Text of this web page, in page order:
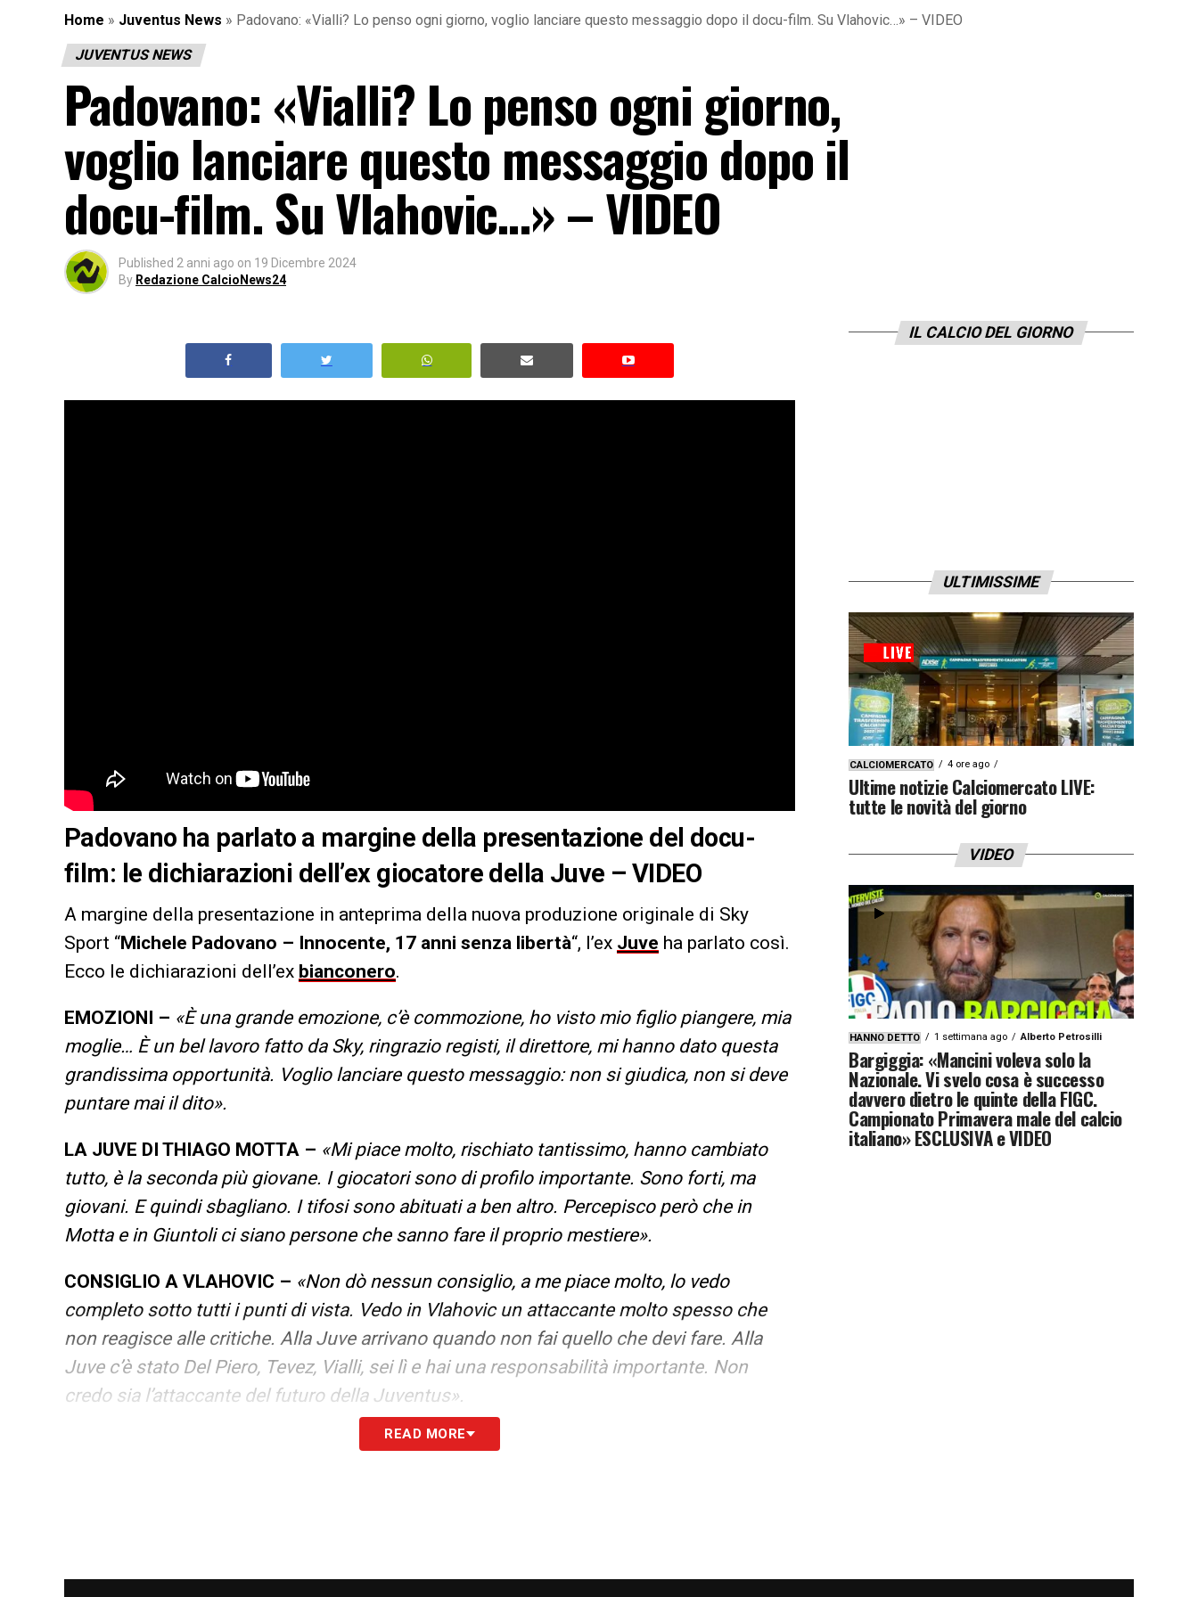
Home » Juventus News » Padovano: «Vialli? Lo penso ogni giorno, voglio lanciare questo messaggio dopo il docu-film. Su Vlahovic…» – VIDEO
JUVENTUS NEWS
Padovano: «Vialli? Lo penso ogni giorno,
voglio lanciare questo messaggio dopo il
docu-film. Su Vlahovic…» – VIDEO
Published 2 anni ago on 19 Dicembre 2024
By Redazione CalcioNews24
Padovano ha parlato a margine della presentazione del docu-
film: le dichiarazioni dell’ex giocatore della Juve – VIDEO
A margine della presentazione in anteprima della nuova produzione originale di Sky
Sport “Michele Padovano – Innocente, 17 anni senza libertà“, l’ex Juve ha parlato così.
Ecco le dichiarazioni dell’ex bianconero.
EMOZIONI – «È una grande emozione, c’è commozione, ho visto mio figlio piangere, mia
moglie… È un bel lavoro fatto da Sky, ringrazio registi, il direttore, mi hanno dato questa
grandissima opportunità. Voglio lanciare questo messaggio: non si giudica, non si deve
puntare mai il dito».
LA JUVE DI THIAGO MOTTA – «Mi piace molto, rischiato tantissimo, hanno cambiato
tutto, è la seconda più giovane. I giocatori sono di profilo importante. Sono forti, ma
giovani. E quindi sbagliano. I tifosi sono abituati a ben altro. Percepisco però che in
Motta e in Giuntoli ci siano persone che sanno fare il proprio mestiere».
CONSIGLIO A VLAHOVIC – «Non dò nessun consiglio, a me piace molto, lo vedo
completo sotto tutti i punti di vista. Vedo in Vlahovic un attaccante molto spesso che
non reagisce alle critiche. Alla Juve arrivano quando non fai quello che devi fare. Alla
Juve c’è stato Del Piero, Tevez, Vialli, sei lì e hai una responsabilità importante. Non
credo sia l’attaccante del futuro della Juventus».
«Un pensiero per lui ce l’ho tutti i giorni. È stato un caro amico, mi è stato
READ MORE
IL CALCIO DEL GIORNO
ULTIMISSIME
CALCIOMERCATO 4 ore ago
Ultime notizie Calciomercato LIVE:
tutte le novità del giorno
VIDEO
HANNO DETTO 1 settimana ago Alberto Petrosilli
Bargiggia: «Mancini voleva solo la
Nazionale. Vi svelo cosa è successo
davvero dietro le quinte della FIGC.
Campionato Primavera male del calcio
italiano» ESCLUSIVA e VIDEO